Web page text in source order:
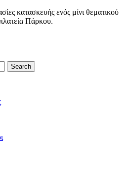
κατασκευής ενός μίνι θεματικού
Πάρκου.